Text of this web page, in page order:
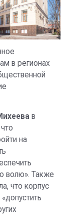
в регионах
в
на
волю». Также
что корпус